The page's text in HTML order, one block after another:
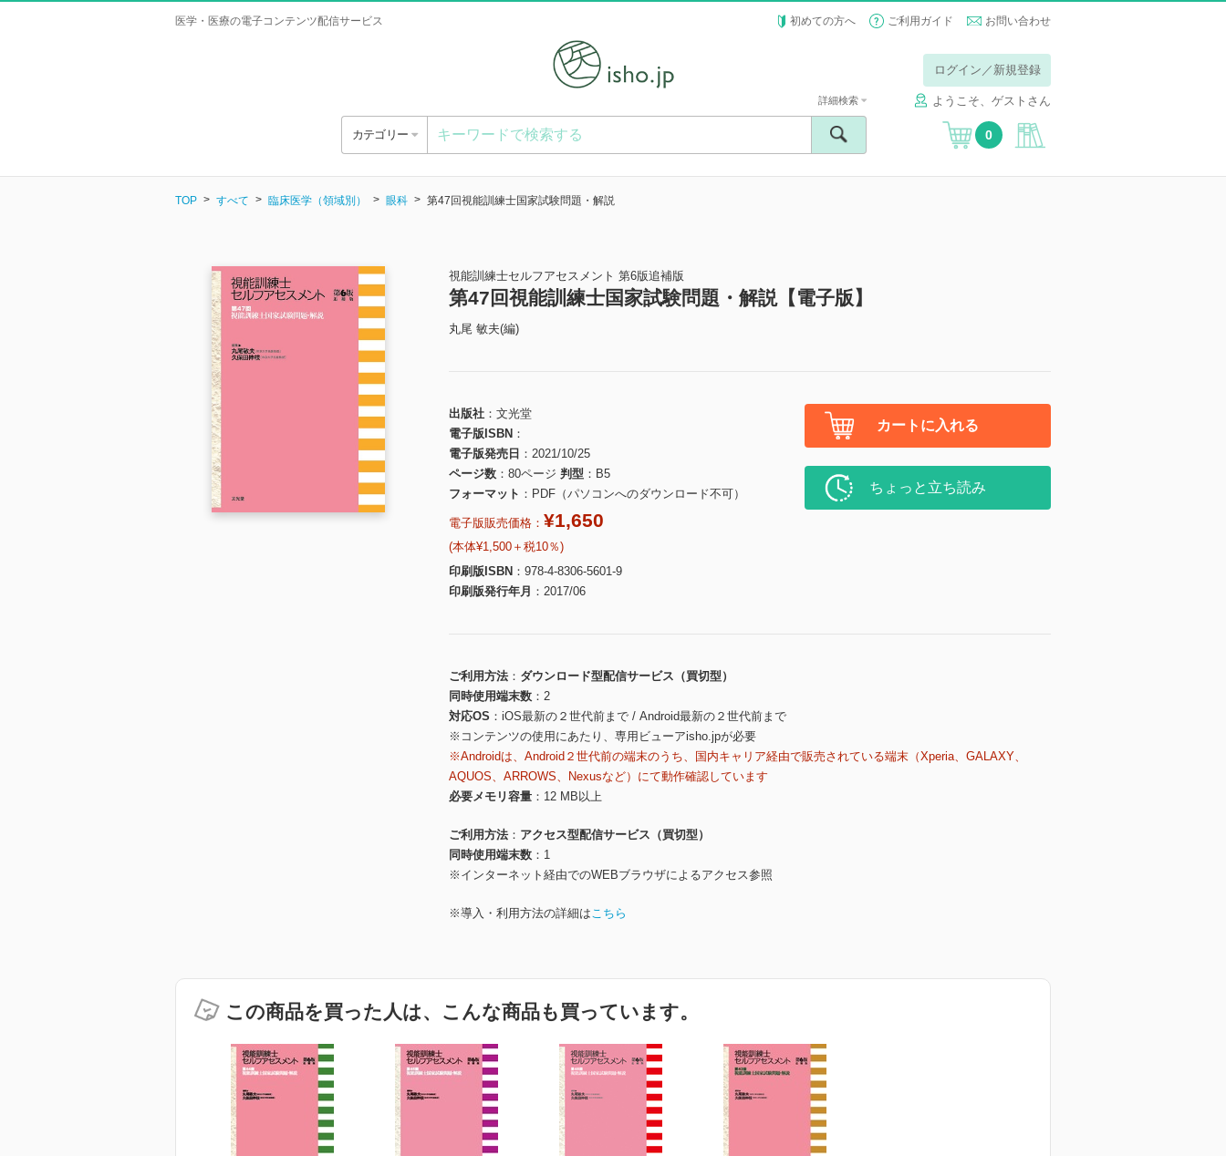
医学・医療の電子コンテンツ配信サービス 初めての方へ ご利用ガイド お問い合わせ
ログイン／新規登録
ようこそ、ゲストさん
カテゴリー
詳細検索
0
TOP すべて 臨床医学（領域別） 眼科 第47回視能訓練士国家試験問題・解説
視能訓練士セルフアセスメント 第6版追補版
第47回視能訓練士国家試験問題・解説【電子版】
丸尾 敏夫(編)
出版社
文光堂
電子版ISBN
電子版発売日
2021/10/25
ページ数
80ページ 判型
B5
フォーマット
PDF（パソコンへのダウンロード不可）
電子版販売価格： ¥1,650
(本体¥1,500＋税10％)
印刷版ISBN
978-4-8306-5601-9
印刷版発行年月
2017/06
カートに入れる
ちょっと立ち読み
ご利用方法
ダウンロード型配信サービス（買切型）
同時使用端末数
2
対応OS
iOS最新の２世代前まで / Android最新の２世代前まで
※コンテンツの使用にあたり、専用ビューアisho.jpが必要
※Androidは、Android２世代前の端末のうち、国内キャリア経由で販売されている端末（Xperia、GALAXY、
AQUOS、ARROWS、Nexusなど）にて動作確認しています
必要メモリ容量
12 MB以上
ご利用方法
アクセス型配信サービス（買切型）
同時使用端末数
1
※インターネット経由でのWEBブラウザによるアクセス参照
※導入・利用方法の詳細はこちら
この商品を買った人は、こんな商品も買っています。